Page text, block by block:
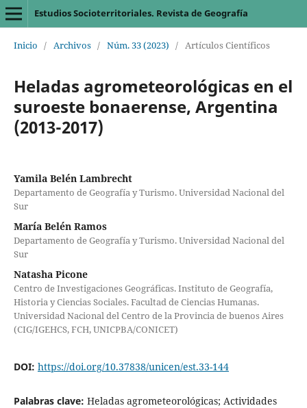
Estudios Socioterritoriales. Revista de Geografía
Inicio / Archivos / Núm. 33 (2023) / Artículos Científicos
Heladas agrometeorológicas en el
suroeste bonaerense, Argentina
(2013-2017)
Yamila Belén Lambrecht
Departamento de Geografía y Turismo. Universidad Nacional del
Sur
María Belén Ramos
Departamento de Geografía y Turismo. Universidad Nacional del
Sur
Natasha Picone
Centro de Investigaciones Geográficas. Instituto de Geografía,
Historia y Ciencias Sociales. Facultad de Ciencias Humanas.
Universidad Nacional del Centro de la Provincia de buenos Aires
(CIG/IGEHCS, FCH, UNICPBA/CONICET)
DOI: https://doi.org/10.37838/unicen/est.33-144
Palabras clave: Heladas agrometeorológicas; Actividades